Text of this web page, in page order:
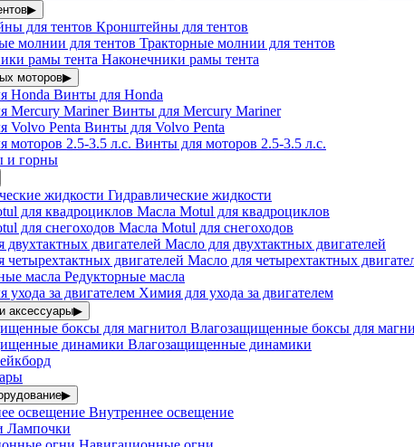
▶
Кронштейны для тентов
Тракторные молнии для тентов
Наконечники рамы тента
моторов▶
Винты для Honda
Винты для Mercury Mariner
Винты для Volvo Penta
Винты для моторов 2.5-3.5 л.с.
и горны
Гидравлические жидкости
Масла Motul для квадроциклов
Масла Motul для снегоходов
Масло для двухтактных двигателей
Масло для четырехтактных
Редукторные масла
Химия для ухода за двигателем
аксессуары▶
Влагозащищенные боксы для
Влагозащищенные динамики
▶
Внутреннее освещение
Лампочки